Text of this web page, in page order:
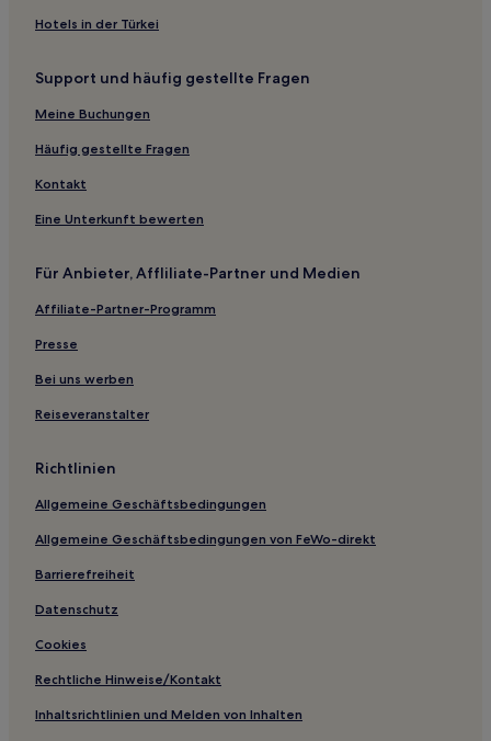
Golf in Fishguard
Gumfreston Hotels
Stackpole and Castlemartin Hotels
Llwchwr: Hotels
Hotels nahe Abenteuerpark und Zoo Folly Farm
Hotels nahe Last Invasion Gallery
Grovesend and Waungron: Hotels
Crofty Hotels
Glogue Hotels
Lawrenny Hotels
Glyn Teg Hotels
Saron Hotels
Fishguard and Goodwick Hotels
Hotels nahe The Blue Lagoon
Hotels nahe Strand von Mwnt
Pembrokeshire: Hotels
Gwbert Hotels
Abereiddy Hotels
Hotels nahe Cwmtydu Beach
Hotels in der Türkei
Support und häufig gestellte Fragen
Meine Buchungen
Häufig gestellte Fragen
Kontakt
Eine Unterkunft bewerten
Für Anbieter, Affliliate-Partner und Medien
Affiliate-Partner-Programm
Presse
Bei uns werben
Reiseveranstalter
Richtlinien
Allgemeine Geschäftsbedingungen
Allgemeine Geschäftsbedingungen von FeWo-direkt
Barrierefreiheit
Datenschutz
Cookies
Rechtliche Hinweise/Kontakt
Inhaltsrichtlinien und Melden von Inhalten